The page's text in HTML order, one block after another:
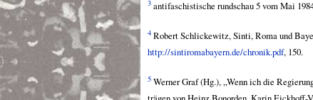
3 antifaschistische rundschau 5 vom Mai
4 Robert Schlickewitz, Sinti, Roma und
http://sintiromabayern.de/chronik.pdf, 150.
5 Werner Graf (Hg.), „Wenn ich die